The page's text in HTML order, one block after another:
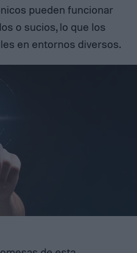
pueden funcionar
o sucios, lo que los
en entornos diversos.